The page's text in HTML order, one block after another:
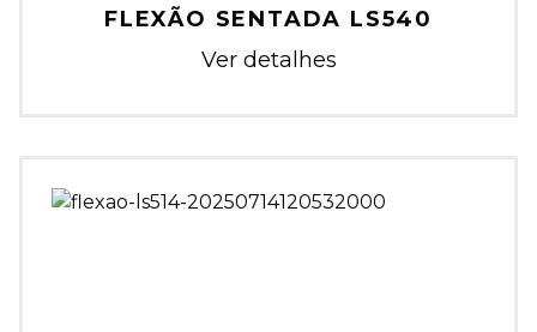
FLEXÃO SENTADA LS540
Ver detalhes